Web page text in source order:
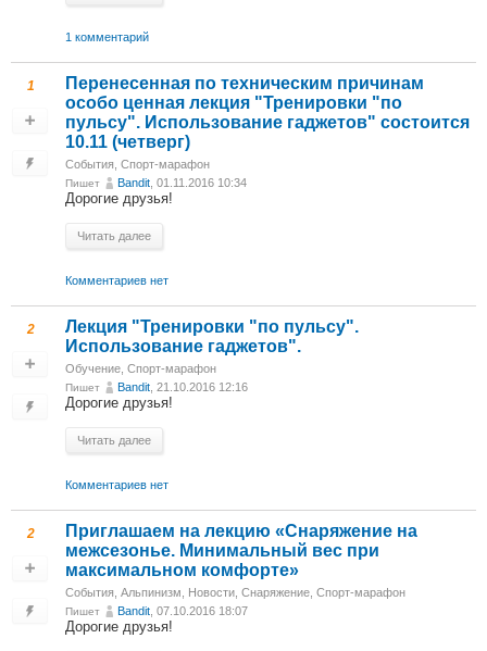
1 комментарий
1
Перенесенная по техническим причинам
особо ценная лекция "Тренировки "по
пульсу". Использование гаджетов" состоится
10.11 (четверг)
События Спорт-марафон
Пишет Bandit , 01.11.2016 10:34
Дорогие друзья!
Читать далее
Комментариев нет
2
Лекция "Тренировки "по пульсу".
Использование гаджетов".
Обучение Спорт-марафон
Пишет Bandit , 21.10.2016 12:16
Дорогие друзья!
Читать далее
Комментариев нет
2
Приглашаем на лекцию «Снаряжение на
межсезонье. Минимальный вес при
максимальном комфорте»
События Альпинизм Новости Снаряжение Спорт-марафон
Пишет Bandit , 07.10.2016 18:07
Дорогие друзья!